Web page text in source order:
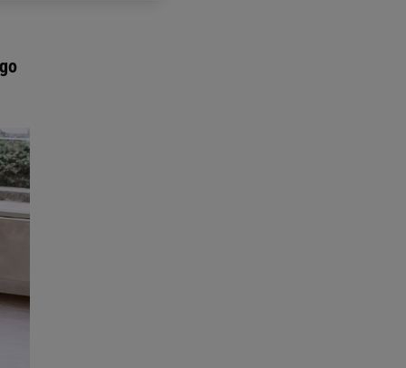
reklam i treści,